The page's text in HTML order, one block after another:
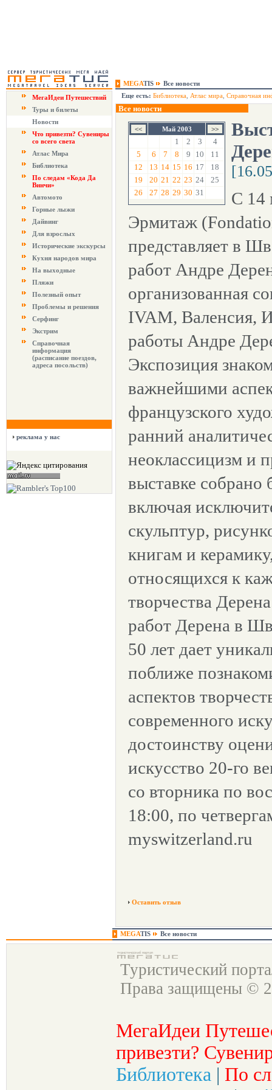
MEGATIS
Все новости
МегаИдеи Путешествий
Туры и билеты
Новости
Что привезти? Сувениры
со всего света
Атлас Мира
Библиотека
По следам «Кода Да
Винчи»
Автомото
Горные лыжи
Дайвинг
Для взрослых
Исторические экскурсы
Кухня народов мира
На выходные
Пляжи
Полезный опыт
Проблемы и решения
Серфинг
Экстрим
Справочная
информация
(расписание поездов,
адреса посольств)
реклама у нас
Еще есть: Библиотека Атлас мира Справочная
Все новости
Май 2003
1 2 3
4
5
6 7 8 9 10
11
12
13 14 15 16 17
18
19
20 21 22 23 24
25
26
27 28 29 30 31
С 14
Эрмитаж
представляет в
работ Андре
организованная
IVAM, Валенсия,
работы Андре
Экспозиция
важнейшими
французского
ранний
неоклассицизм и
выставке собрано
включая
скульптур,
книгам и
относящихся к
творчества
работ Дерена в
50 лет дает
поближе
аспектов
современного
достоинству
искусство 20-го
со вторника по
18:00, по
myswitzerland.ru
Оставить отзыв
MEGATIS Все новости
Туристический
Права защищены ©
МегаИдеи
привезти?
Библиотека | По